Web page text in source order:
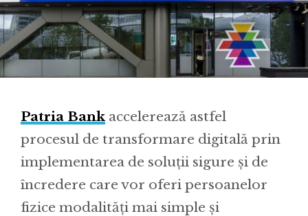
Patria Bank accelerează astfel
procesul de transformare digitală prin
implementarea de soluții sigure și de
încredere care vor oferi persoanelor
fizice modalități mai simple și